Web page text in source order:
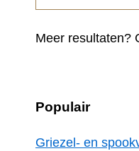
Meer resultaten?
Populair
Griezel- en